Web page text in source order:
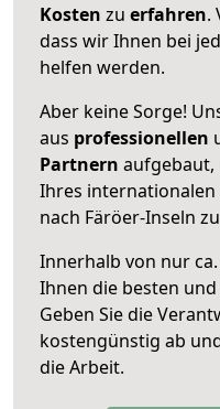
Kosten zu erfahren.
dass wir Ihnen bei
helfen werden.
Aber keine Sorge!
aus professionellen
Partnern aufgebaut,
Ihres
nach Färöer-Inseln
Innerhalb von nur
Ihnen die besten
Geben Sie die
kostengünstig ab
die Arbeit.